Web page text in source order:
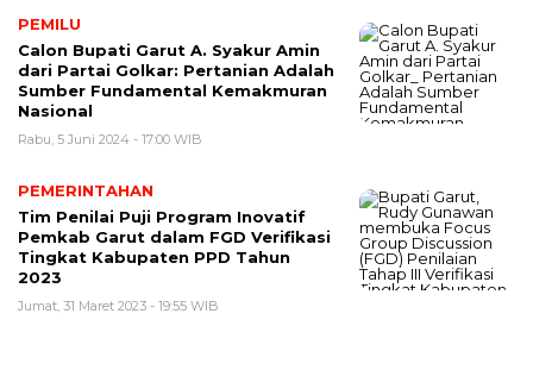
PEMILU
Calon Bupati Garut A. Syakur Amin
dari Partai Golkar: Pertanian Adalah
Sumber Fundamental Kemakmuran
Nasional
Rabu, 5 Juni 2024 - 17:00 WIB
PEMERINTAHAN
Tim Penilai Puji Program Inovatif
Pemkab Garut dalam FGD Verifikasi
Tingkat Kabupaten PPD Tahun
2023
Jumat, 31 Maret 2023 - 19:55 WIB